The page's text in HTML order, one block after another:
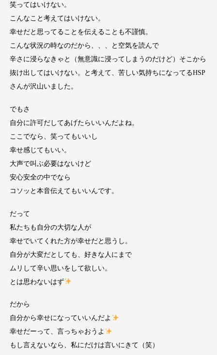
笑ってはいけない。
こんなこと考えてはいけない。
幸せだと思ってることを伝えることも不謹慎。
こんな状況の時なのだから、、、と空気を読んで
辛さに浸らなきゃと（無意識に浸ってしまうのだけど）そこから
抜け出してはいけない。と考えて、苦しい気持ちになってるHSP
さんが沢山いました。
でもさ
自分に許可だしてあげたらいいんだよね。
ここでなら、笑ってもいいし
幸せ感じてもいい。
大声で叫ぶ必要はないけど
安心安全の中でなら
コソッと本音伝えてもいいんです。
だって
私たちも自分の大切な人が
幸せでいてくれた方が幸せだと思うし。
自分が大変だとしても、好きな人にまで
ムリして辛い思いをして欲しい。
とは思わないはず
だから
自分から幸せになっていいんだよ
幸せだーって、言っちゃおうよ
もし言えないなら、私にだけは言いにきて（笑）